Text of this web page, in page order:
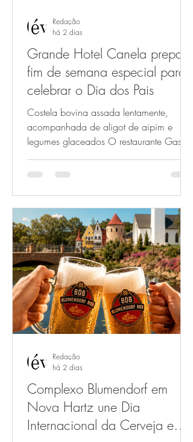
Grande Hotel Canela prepara
fim de semana especial para
celebrar o Dia dos Pais
Costela bovina assada lentamente,
acompanhada de aligot de aipim e
legumes glaceados O restaurante Gastrô
Canela, preparou um cardápio especial
Nos dias 8 (sábado) e 9 de agosto
(domingo), das 12h às 16h, será servido
um menu exclusivo com entrada, prato
principal e sobremesa, pensado para
reunir as famílias em uma experiência
gastronômica que valoriza ingredientes
da Serra Gaúcha e preparos clássicos.
Entr
Redação
há 2 dias
Complexo Blumendorf em
Nova Hartz une Dia
Internacional da Cerveja e
Redação
há 2 dias